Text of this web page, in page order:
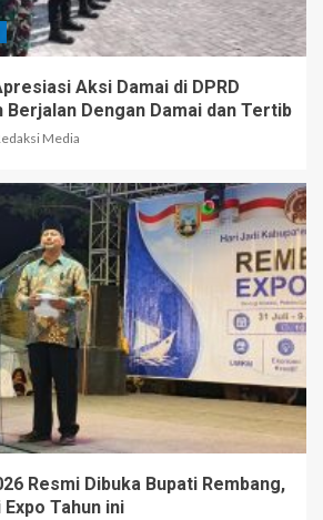
Aksi Damai di DPRD
Berjalan Dengan Damai dan Tertib
Media
Resmi Dibuka Bupati Rembang,
Expo Tahun ini